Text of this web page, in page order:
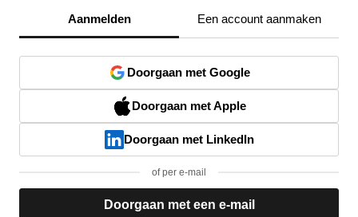
Aanmelden Een account aanmaken
Doorgaan met Google
Doorgaan met Apple
Doorgaan met LinkedIn
of per e-mail
Doorgaan met een e-mail